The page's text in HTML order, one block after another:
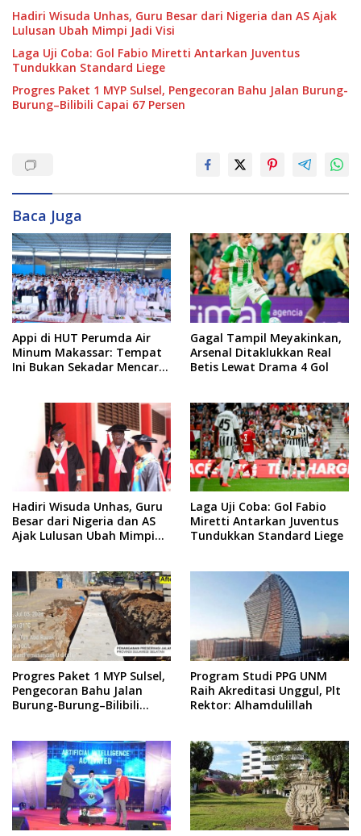
Hadiri Wisuda Unhas, Guru Besar dari Nigeria dan AS Ajak
Lulusan Ubah Mimpi Jadi Visi
Laga Uji Coba: Gol Fabio Miretti Antarkan Juventus
Tundukkan Standard Liege
Progres Paket 1 MYP Sulsel, Pengecoran Bahu Jalan Burung-
Burung–Bilibili Capai 67 Persen
Baca Juga
Appi di HUT Perumda Air
Minum Makassar: Tempat
Ini Bukan Sekadar Mencari
Gagal Tampil Meyakinkan,
Arsenal Ditaklukkan Real
Betis Lewat Drama 4 Gol
Hadiri Wisuda Unhas, Guru
Besar dari Nigeria dan AS
Ajak Lulusan Ubah Mimpi
Laga Uji Coba: Gol Fabio
Miretti Antarkan Juventus
Tundukkan Standard Liege
Progres Paket 1 MYP Sulsel,
Pengecoran Bahu Jalan
Burung-Burung–Bilibili
Program Studi PPG UNM
Raih Akreditasi Unggul, Plt
Rektor: Alhamdulillah